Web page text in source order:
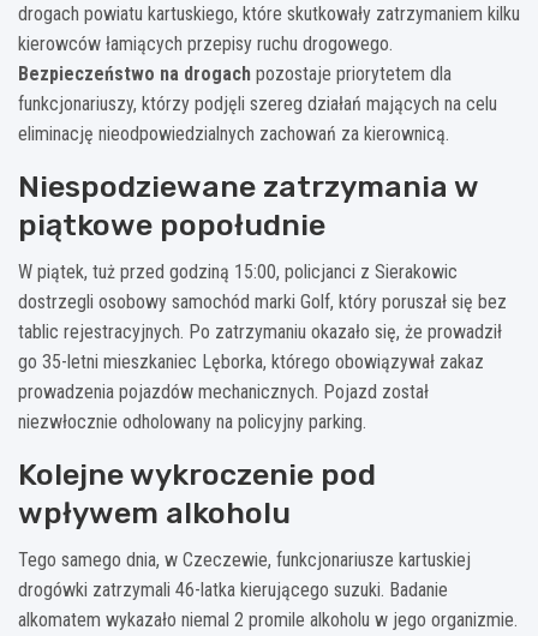
drogach powiatu kartuskiego, które skutkowały zatrzymaniem kilku
kierowców łamiących przepisy ruchu drogowego.
Bezpieczeństwo na drogach pozostaje priorytetem dla
funkcjonariuszy, którzy podjęli szereg działań mających na celu
eliminację nieodpowiedzialnych zachowań za kierownicą.
Niespodziewane zatrzymania w
piątkowe popołudnie
W piątek, tuż przed godziną 15:00, policjanci z Sierakowic
dostrzegli osobowy samochód marki Golf, który poruszał się bez
tablic rejestracyjnych. Po zatrzymaniu okazało się, że prowadził
go 35-letni mieszkaniec Lęborka, którego obowiązywał zakaz
prowadzenia pojazdów mechanicznych. Pojazd został
niezwłocznie odholowany na policyjny parking.
Kolejne wykroczenie pod
wpływem alkoholu
Tego samego dnia, w Czeczewie, funkcjonariusze kartuskiej
drogówki zatrzymali 46-latka kierującego suzuki. Badanie
alkomatem wykazało niemal 2 promile alkoholu w jego organizmie.